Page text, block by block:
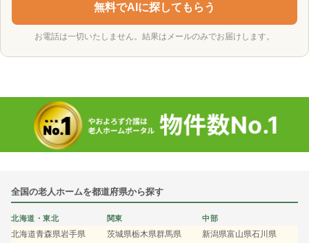
無料でAIに探してもらう
お電話は一切いたしません。結果はメールのみでお届けします。
全国の老人ホームを都道府県から探す
北海道・東北
北海道青森県岩手県
関東
茨城県栃木県群馬県
中部
新潟県富山県石川県